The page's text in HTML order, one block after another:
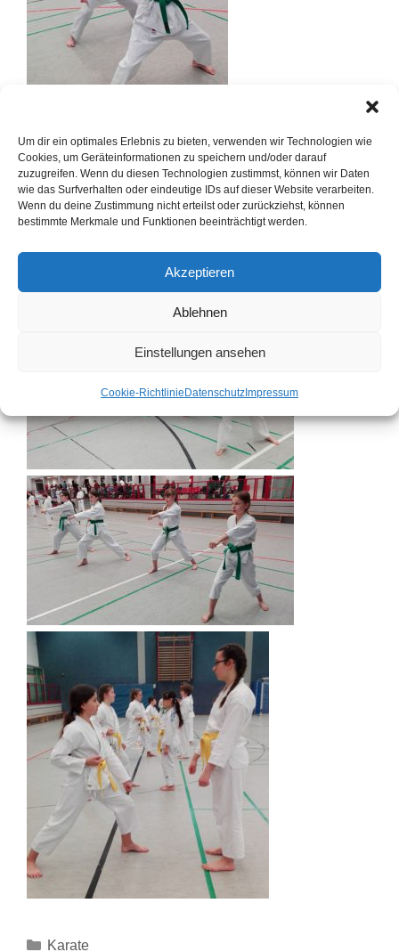
Um dir ein optimales Erlebnis zu bieten, verwenden wir Technologien wie
Cookies, um Geräteinformationen zu speichern und/oder darauf
zuzugreifen. Wenn du diesen Technologien zustimmst, können wir Daten
wie das Surfverhalten oder eindeutige IDs auf dieser Website verarbeiten.
Wenn du deine Zustimmung nicht erteilst oder zurückziehst, können
bestimmte Merkmale und Funktionen beeinträchtigt werden.
Akzeptieren
Ablehnen
Einstellungen ansehen
Cookie-Richtlinie Datenschutz Impressum
Karate